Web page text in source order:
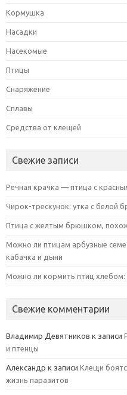
Кормушка
Насадки
Насекомые
Птицы
Снаряжение
Сплавы
Средства от клещей
Свежие записи
Речная крачка — птица с
Чирок-трескунок: утка с белой
Птица с желтым брюшком,
Можно ли птицам арбузные
кабачка и дыни
Можно ли кормить птиц хлебом:
Свежие комментарии
Владимир Девятников к записи
и птенцы
Александр к записи Клещи
жизнь паразитов